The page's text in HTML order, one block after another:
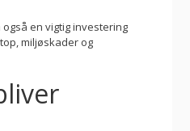
en vigtig investering
miljøskader og